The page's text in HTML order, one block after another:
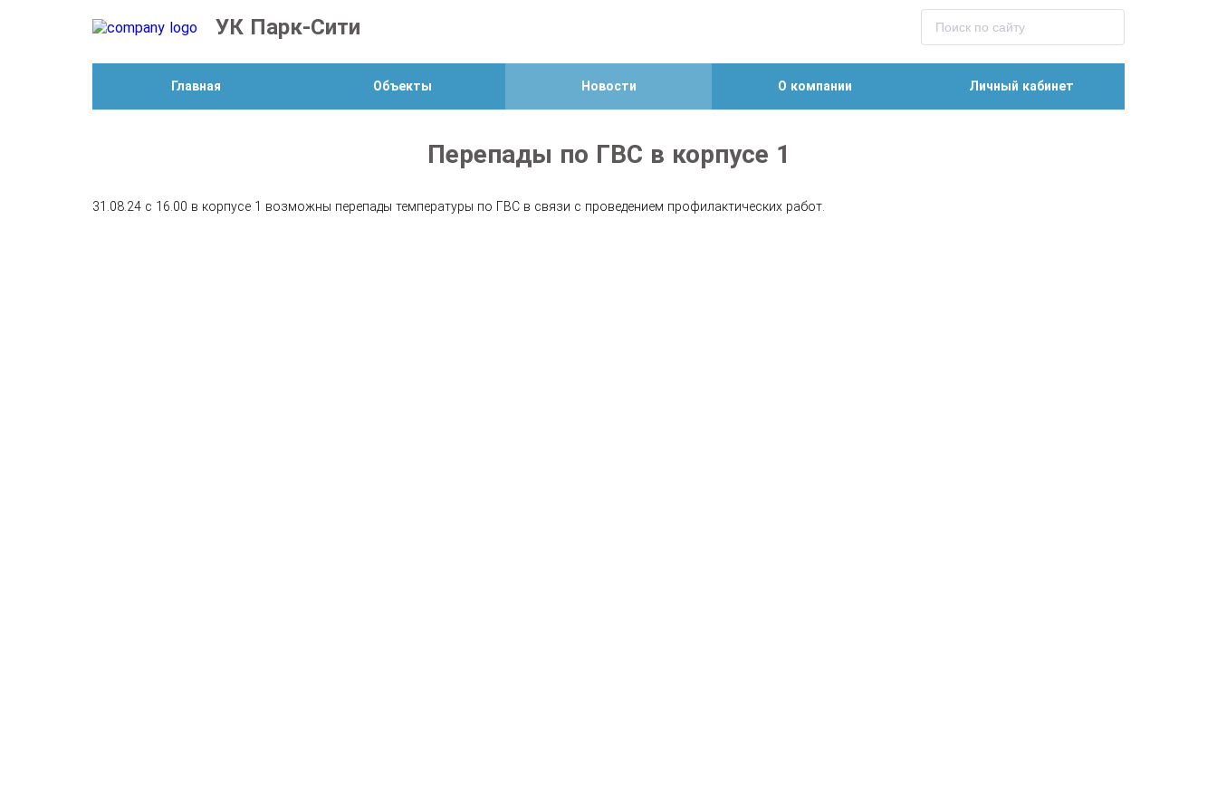
УК Парк-Сити
Главная Объекты Новости О компании Личный кабинет
Перепады по ГВС в корпусе 1
31.08.24 с 16.00 в корпусе 1 возможны перепады температуры по ГВС в связи с проведением профилактических работ.